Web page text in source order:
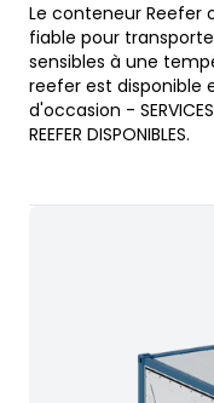
Le conteneur Reefer
fiable pour
sensibles à une
reefer est disponible
d'occasion - SERVICES
REEFER DISPONIBLES.